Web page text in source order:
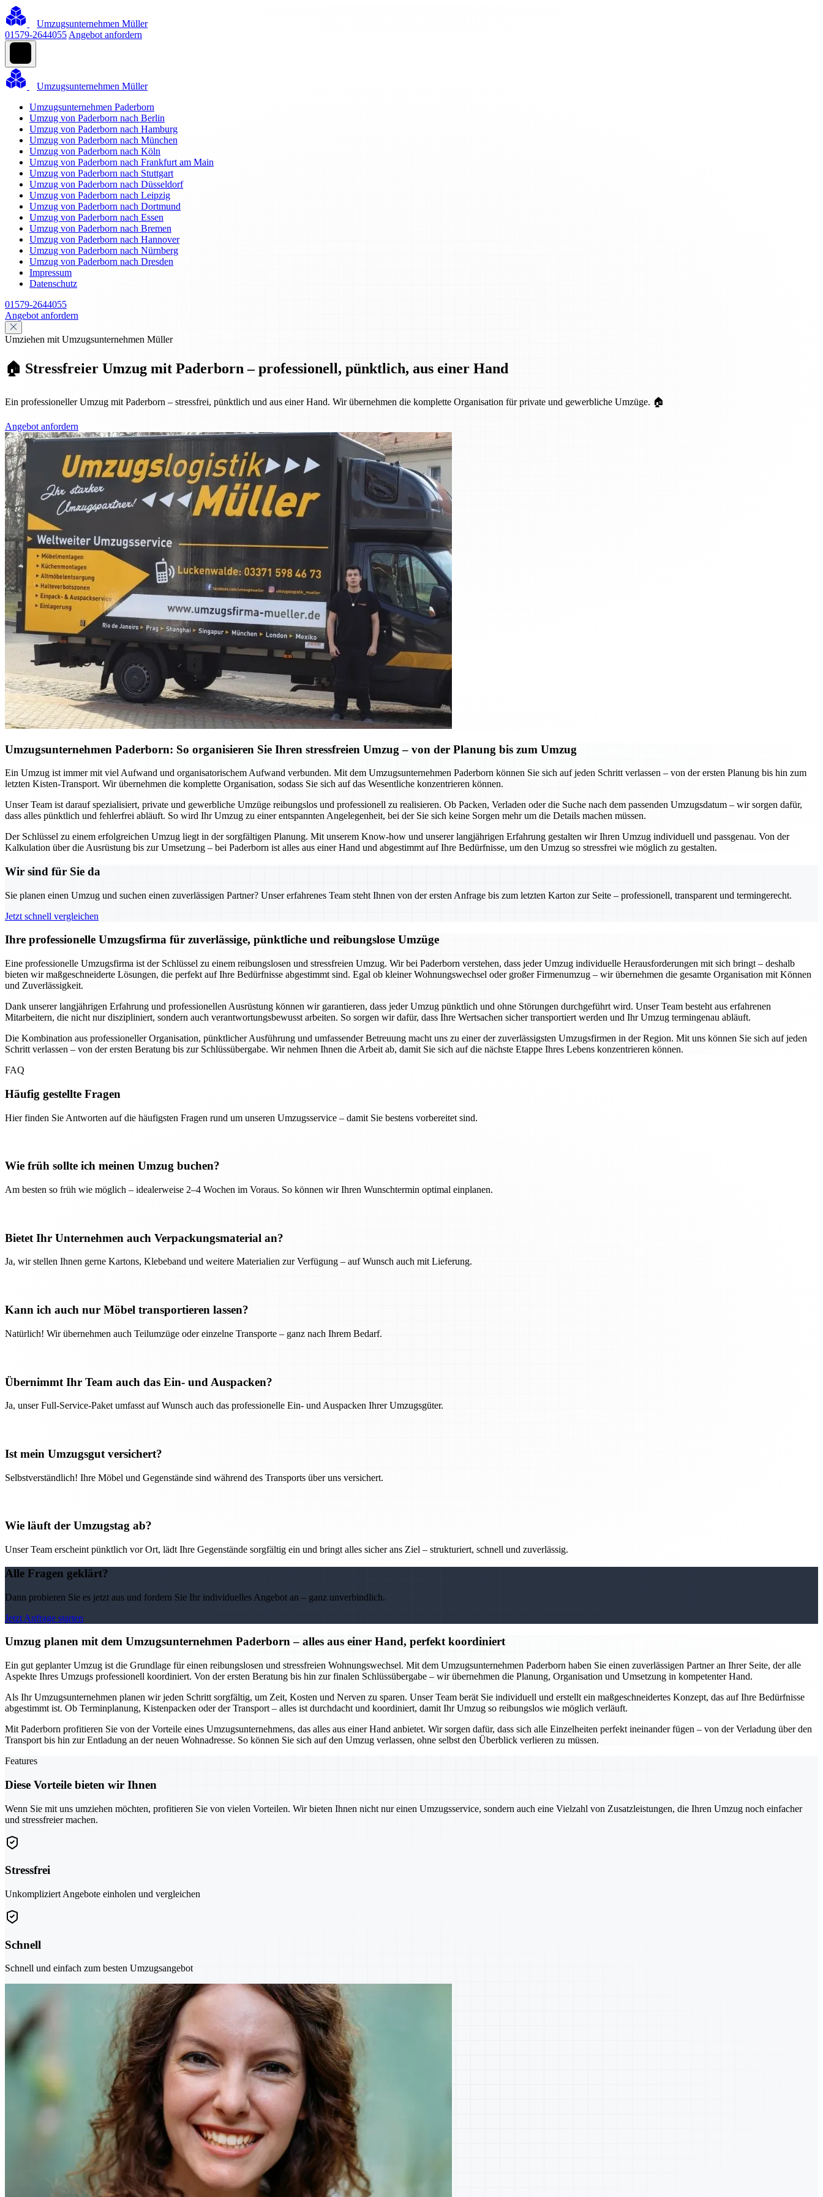
Umzugsunternehmen Müller
01579-2644055 Angebot anfordern
Umzugsunternehmen Müller
Umzugsunternehmen Paderborn
Umzug von Paderborn nach Berlin
Umzug von Paderborn nach Hamburg
Umzug von Paderborn nach München
Umzug von Paderborn nach Köln
Umzug von Paderborn nach Frankfurt am Main
Umzug von Paderborn nach Stuttgart
Umzug von Paderborn nach Düsseldorf
Umzug von Paderborn nach Leipzig
Umzug von Paderborn nach Dortmund
Umzug von Paderborn nach Essen
Umzug von Paderborn nach Bremen
Umzug von Paderborn nach Hannover
Umzug von Paderborn nach Nürnberg
Umzug von Paderborn nach Dresden
Impressum
Datenschutz
01579-2644055
Angebot anfordern
Umziehen mit Umzugsunternehmen Müller
🏠 Stressfreier Umzug mit Paderborn – professionell, pünktlich, aus einer Hand
Ein professioneller Umzug mit Paderborn – stressfrei, pünktlich und aus einer Hand. Wir übernehmen die komplette Organisation für private und gewerbliche Umzüge. 🏠
Angebot anfordern
Umzugsunternehmen Paderborn: So organisieren Sie Ihren stressfreien Umzug – von der Planung bis zum Umzug
Ein Umzug ist immer mit viel Aufwand und organisatorischem Aufwand verbunden. Mit dem Umzugsunternehmen Paderborn können Sie sich auf jeden Schritt verlassen – von der ersten Planung bis hin zum
letzten Kisten-Transport. Wir übernehmen die komplette Organisation, sodass Sie sich auf das Wesentliche konzentrieren können.
Unser Team ist darauf spezialisiert, private und gewerbliche Umzüge reibungslos und professionell zu realisieren. Ob Packen, Verladen oder die Suche nach dem passenden Umzugsdatum – wir sorgen dafür,
dass alles pünktlich und fehlerfrei abläuft. So wird Ihr Umzug zu einer entspannten Angelegenheit, bei der Sie sich keine Sorgen mehr um die Details machen müssen.
Der Schlüssel zu einem erfolgreichen Umzug liegt in der sorgfältigen Planung. Mit unserem Know-how und unserer langjährigen Erfahrung gestalten wir Ihren Umzug individuell und passgenau. Von der
Kalkulation über die Ausrüstung bis zur Umsetzung – bei Paderborn ist alles aus einer Hand und abgestimmt auf Ihre Bedürfnisse, um den Umzug so stressfrei wie möglich zu gestalten.
Wir sind für Sie da
Sie planen einen Umzug und suchen einen zuverlässigen Partner? Unser erfahrenes Team steht Ihnen von der ersten Anfrage bis zum letzten Karton zur Seite – professionell, transparent und termingerecht.
Jetzt schnell vergleichen
Ihre professionelle Umzugsfirma für zuverlässige, pünktliche und reibungslose Umzüge
Eine professionelle Umzugsfirma ist der Schlüssel zu einem reibungslosen und stressfreien Umzug. Wir bei Paderborn verstehen, dass jeder Umzug individuelle Herausforderungen mit sich bringt – deshalb
bieten wir maßgeschneiderte Lösungen, die perfekt auf Ihre Bedürfnisse abgestimmt sind. Egal ob kleiner Wohnungswechsel oder großer Firmenumzug – wir übernehmen die gesamte Organisation mit Können
und Zuverlässigkeit.
Dank unserer langjährigen Erfahrung und professionellen Ausrüstung können wir garantieren, dass jeder Umzug pünktlich und ohne Störungen durchgeführt wird. Unser Team besteht aus erfahrenen
Mitarbeitern, die nicht nur diszipliniert, sondern auch verantwortungsbewusst arbeiten. So sorgen wir dafür, dass Ihre Wertsachen sicher transportiert werden und Ihr Umzug termingenau abläuft.
Die Kombination aus professioneller Organisation, pünktlicher Ausführung und umfassender Betreuung macht uns zu einer der zuverlässigsten Umzugsfirmen in der Region. Mit uns können Sie sich auf jeden
Schritt verlassen – von der ersten Beratung bis zur Schlüssübergabe. Wir nehmen Ihnen die Arbeit ab, damit Sie sich auf die nächste Etappe Ihres Lebens konzentrieren können.
FAQ
Häufig gestellte Fragen
Hier finden Sie Antworten auf die häufigsten Fragen rund um unseren Umzugsservice – damit Sie bestens vorbereitet sind.
Wie früh sollte ich meinen Umzug buchen?
Am besten so früh wie möglich – idealerweise 2–4 Wochen im Voraus. So können wir Ihren Wunschtermin optimal einplanen.
Bietet Ihr Unternehmen auch Verpackungsmaterial an?
Ja, wir stellen Ihnen gerne Kartons, Klebeband und weitere Materialien zur Verfügung – auf Wunsch auch mit Lieferung.
Kann ich auch nur Möbel transportieren lassen?
Natürlich! Wir übernehmen auch Teilumzüge oder einzelne Transporte – ganz nach Ihrem Bedarf.
Übernimmt Ihr Team auch das Ein- und Auspacken?
Ja, unser Full-Service-Paket umfasst auf Wunsch auch das professionelle Ein- und Auspacken Ihrer Umzugsgüter.
Ist mein Umzugsgut versichert?
Selbstverständlich! Ihre Möbel und Gegenstände sind während des Transports über uns versichert.
Wie läuft der Umzugstag ab?
Unser Team erscheint pünktlich vor Ort, lädt Ihre Gegenstände sorgfältig ein und bringt alles sicher ans Ziel – strukturiert, schnell und zuverlässig.
Alle Fragen geklärt?
Dann probieren Sie es jetzt aus und fordern Sie Ihr individuelles Angebot an – ganz unverbindlich.
Jetzt Anfrage starten
Umzug planen mit dem Umzugsunternehmen Paderborn – alles aus einer Hand, perfekt koordiniert
Ein gut geplanter Umzug ist die Grundlage für einen reibungslosen und stressfreien Wohnungswechsel. Mit dem Umzugsunternehmen Paderborn haben Sie einen zuverlässigen Partner an Ihrer Seite, der alle
Aspekte Ihres Umzugs professionell koordiniert. Von der ersten Beratung bis hin zur finalen Schlüssübergabe – wir übernehmen die Planung, Organisation und Umsetzung in kompetenter Hand.
Als Ihr Umzugsunternehmen planen wir jeden Schritt sorgfältig, um Zeit, Kosten und Nerven zu sparen. Unser Team berät Sie individuell und erstellt ein maßgeschneidertes Konzept, das auf Ihre Bedürfnisse
abgestimmt ist. Ob Terminplanung, Kistenpacken oder der Transport – alles ist durchdacht und koordiniert, damit Ihr Umzug so reibungslos wie möglich verläuft.
Mit Paderborn profitieren Sie von der Vorteile eines Umzugsunternehmens, das alles aus einer Hand anbietet. Wir sorgen dafür, dass sich alle Einzelheiten perfekt ineinander fügen – von der Verladung über den
Transport bis hin zur Entladung an der neuen Wohnadresse. So können Sie sich auf den Umzug verlassen, ohne selbst den Überblick verlieren zu müssen.
Features
Diese Vorteile bieten wir Ihnen
Wenn Sie mit uns umziehen möchten, profitieren Sie von vielen Vorteilen. Wir bieten Ihnen nicht nur einen Umzugsservice, sondern auch eine Vielzahl von Zusatzleistungen, die Ihren Umzug noch einfacher
und stressfreier machen.
Stressfrei
Unkompliziert Angebote einholen und vergleichen
Schnell
Schnell und einfach zum besten Umzugsangebot